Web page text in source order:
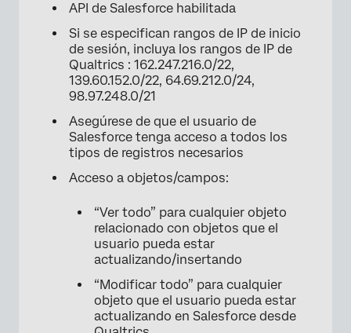
API de Salesforce habilitada
Si se especifican rangos de IP de inicio
de sesión, incluya los rangos de IP de
Qualtrics : 162.247.216.0/22,
139.60.152.0/22, 64.69.212.0/24,
98.97.248.0/21
Asegúrese de que el usuario de
Salesforce tenga acceso a todos los
tipos de registros necesarios
Acceso a objetos/campos:
“Ver todo” para cualquier objeto
relacionado con objetos que el
usuario pueda estar
actualizando/insertando
“Modificar todo” para cualquier
objeto que el usuario pueda estar
actualizando en Salesforce desde